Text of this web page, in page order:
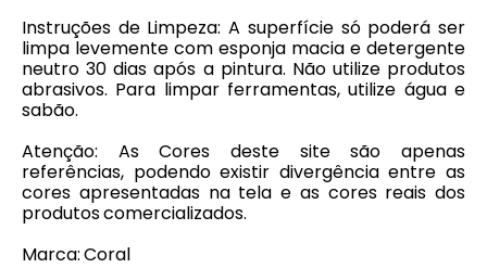
Instruções de Limpeza: A superfície só poderá ser
limpa levemente com esponja macia e detergente
neutro 30 dias após a pintura. Não utilize produtos
abrasivos. Para limpar ferramentas, utilize água e
sabão.
Atenção: As Cores deste site são apenas
referências, podendo existir divergência entre as
cores apresentadas na tela e as cores reais dos
produtos comercializados.
Marca: Coral